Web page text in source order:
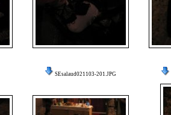
SEsalaud021103-201.JPG